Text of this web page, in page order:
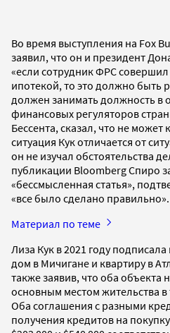
Во время выступления на Fox
заявил, что он и президент
«если сотрудник ФРС
ипотекой, то это должно быть
должен занимать должность в
финансовых регуляторов
Бессента, сказал, что не
ситуация Кук отличается от
он не изучал обстоятельства
публикации Bloomberg Спиро
«бессмысленная статья»,
«все было сделано правильно».
Материал по теме
Лиза Кук в 2021 году
дом в Мичигане и квартиру в
также заявив, что оба объекта
основным местом жительства
Оба соглашения с разными
получения кредитов на